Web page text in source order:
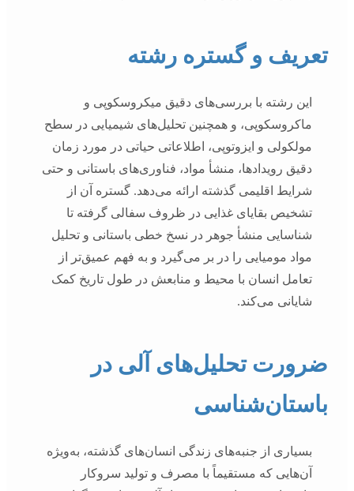
تعریف و گستره رشته
این رشته با بررسی‌های دقیق میکروسکوپی و
ماکروسکوپی، و همچنین تحلیل‌های شیمیایی در سطح
مولکولی و ایزوتوپی، اطلاعاتی حیاتی در مورد زمان
دقیق رویدادها، منشأ مواد، فناوری‌های باستانی و حتی
شرایط اقلیمی گذشته ارائه می‌دهد. گستره آن از
تشخیص بقایای غذایی در ظروف سفالی گرفته تا
شناسایی منشأ جوهر در نسخ خطی باستانی و تحلیل
مواد مومیایی را در بر می‌گیرد و به فهم عمیق‌تر از
تعامل انسان با محیط و منابعش در طول تاریخ کمک
شایانی می‌کند.
ضرورت تحلیل‌های آلی در
باستان‌شناسی
بسیاری از جنبه‌های زندگی انسان‌های گذشته، به‌ویژه
آن‌هایی که مستقیماً با مصرف و تولید سروکار